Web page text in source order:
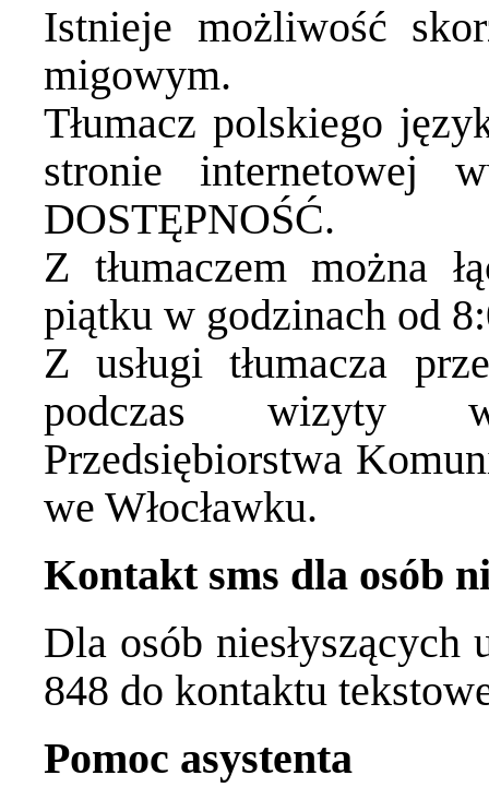
Istnieje możliwość
migowym.
Tłumacz polskiego
stronie internetowej
DOSTĘPNOŚĆ.
Z tłumaczem można
piątku w godzinach od
Z usługi tłumacza
podczas wizyty
Przedsiębiorstwa
we Włocławku.
Kontakt sms dla osób
Dla osób niesłyszących
848 do kontaktu
Pomoc asystenta